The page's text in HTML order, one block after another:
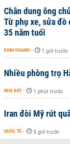
Chân dung ông
Từ phụ xe, sửa
35 năm tuổi
KINH DOANH - 1 giờ trước
Nhiều phòng trọ
NHÀ ĐẤT - 1 phút trước
Iran đòi Mỹ rút
QUỐC TẾ - 5 giờ trước